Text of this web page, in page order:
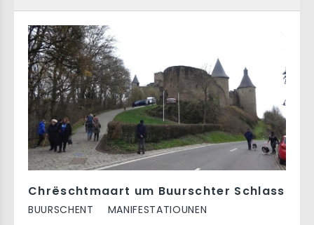
Chrëschtmaart um Buurschter Schlass
BUURSCHENT MANIFESTATIOUNEN